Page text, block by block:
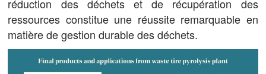
réduction des déchets et de récupération des
ressources constitue une réussite remarquable en
matière de gestion durable des déchets.